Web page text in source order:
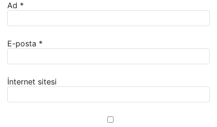
Ad *
E-posta *
İnternet sitesi